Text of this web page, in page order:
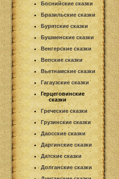
Боснийские сказки
Бразильские сказки
Бурятские сказки
Бушменские сказки
Венгерские сказки
Вепские сказки
Вьетнамские сказки
Гагаузские сказки
Герцеговинские
сказки
Греческие сказки
Грузинские сказки
Даосские сказки
Даргинские сказки
Датские сказки
Долганские сказки